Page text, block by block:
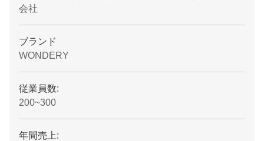
会社
ブランド
WONDERY
従業員数:
200~300
年間売上: